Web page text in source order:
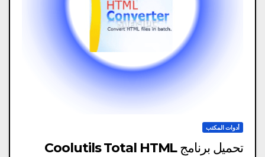
أدوات المكتب
تحميل برنامج Coolutils Total HTML